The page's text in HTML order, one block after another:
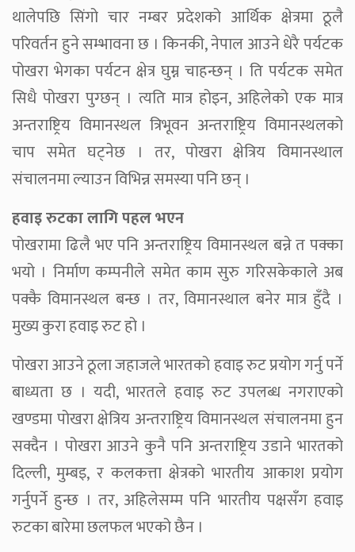
थालेपछि सिंगो चार नम्बर प्रदेशको आर्थिक क्षेत्रमा ठूलै
परिवर्तन हुने सम्भावना छ । किनकी, नेपाल आउने धेरै पर्यटक
पोखरा भेगका पर्यटन क्षेत्र घुम्न चाहन्छन् । ति पर्यटक समेत
सिधै पोखरा पुग्छन् । त्यति मात्र होइन, अहिलेको एक मात्र
अन्तराष्ट्रिय विमानस्थल त्रिभूवन अन्तराष्ट्रिय विमानस्थलको
चाप समेत घट्नेछ । तर, पोखरा क्षेत्रिय विमानस्थाल
संचालनमा ल्याउन विभिन्न समस्या पनि छन् ।
हवाइ रुटका लागि पहल भएन
पोखरामा ढिलै भए पनि अन्तराष्ट्रिय विमानस्थल बन्ने त पक्का
भयो । निर्माण कम्पनीले समेत काम सुरु गरिसकेकाले अब
पक्कै विमानस्थल बन्छ । तर, विमानस्थाल बनेर मात्र हुँदै ।
मुख्य कुरा हवाइ रुट हो ।
पोखरा आउने ठूला जहाजले भारतको हवाइ रुट प्रयोग गर्नु पर्ने
बाध्यता छ । यदी, भारतले हवाइ रुट उपलब्ध नगराएको
खण्डमा पोखरा क्षेत्रिय अन्तराष्ट्रिय विमानस्थल संचालनमा हुन
सक्दैन । पोखरा आउने कुनै पनि अन्तराष्ट्रिय उडाने भारतको
दिल्ली, मुम्बइ, र कलकत्ता क्षेत्रको भारतीय आकाश प्रयोग
गर्नुपर्ने हुन्छ । तर, अहिलेसम्म पनि भारतीय पक्षसँग हवाइ
रुटका बारेमा छलफल भएको छैन ।